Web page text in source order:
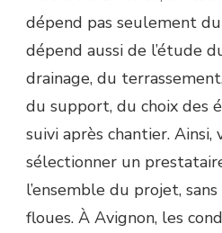
dépend pas seulement
dépend aussi de l’étude
drainage, du
du support, du choix des
suivi après chantier. Ainsi,
sélectionner un
l’ensemble du projet,
floues. À Avignon, les